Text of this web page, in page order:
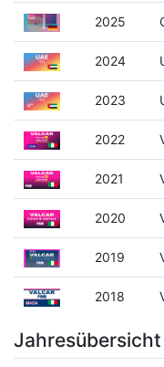
2025
2024
2023
2022
2021
2020
2019
2018
Jahresübersicht